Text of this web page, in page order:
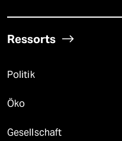
Ressorts
Politik
Öko
Gesellschaft